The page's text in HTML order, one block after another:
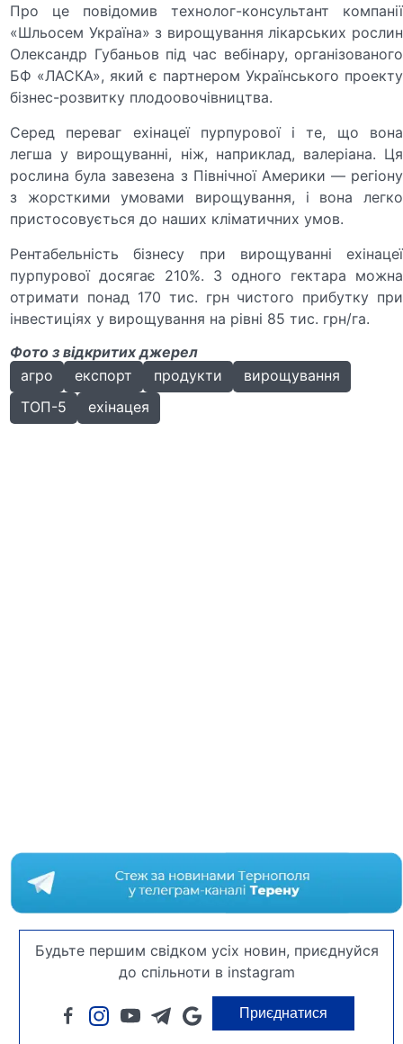
Про це повідомив технолог-консультант компанії
«Шльосем Україна» з вирощування лікарських рослин
Олександр Губаньов під час вебінару, організованого
БФ «ЛАСКА», який є партнером Українського проекту
бізнес-розвитку плодоовочівництва.
Серед переваг ехінацеї пурпурової і те, що вона
легша у вирощуванні, ніж, наприклад, валеріана. Ця
рослина була завезена з Північної Америки — регіону
з жорсткими умовами вирощування, і вона легко
пристосовується до наших кліматичних умов.
Рентабельність бізнесу при вирощуванні ехінацеї
пурпурової досягає 210%. З одного гектара можна
отримати понад 170 тис. грн чистого прибутку при
інвестиціях у вирощування на рівні 85 тис. грн/га.
Фото з відкритих джерел
агро
експорт продукти
вирощування
ТОП-5
ехінацея
Будьте першим свідком усіх новин, приєднуйся
до спільноти в instagram
Приєднатися